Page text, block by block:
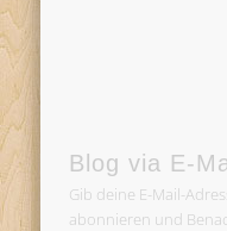
Blog via E-
Gib deine E-Mail-
abonnieren und